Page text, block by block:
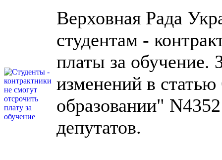
Верховная Рада
студентам -
платы за обучение.
изменений в
образовании"
депутатов.